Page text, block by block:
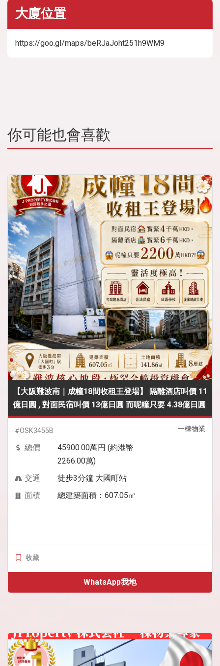
大廈位置
https://goo.gl/maps/beRJaJoht251h9WM9
你可能也會喜歡
【大阪難波南｜成幢18間收租王登場】 隔離酒店叫價 11
億日圓 , 對面民宿叫價 13億日圓 而呢幢只要 4.38億日圓
一棟物業
#OSK3455B
總價
45900.00萬円 (約港幣
2266.00萬)
交通
徒步3分鐘 大國町站
面積
總建築面積：607.05㎡
收藏
WhatsApp我地